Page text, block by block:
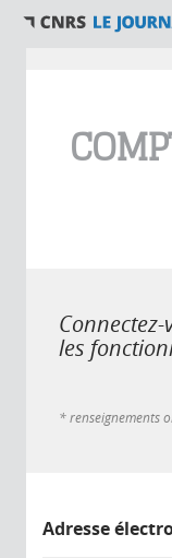
les
* renseignements
Adresse